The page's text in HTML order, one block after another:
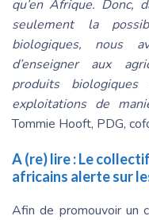
qu’en Afrique. Donc,
seulement la
biologiques, nous
d’enseigner aux
produits
exploitations de
Tommie Hooft, PDG,
A (re) lire :Le
africains alerte sur
Afin de promouvoir un